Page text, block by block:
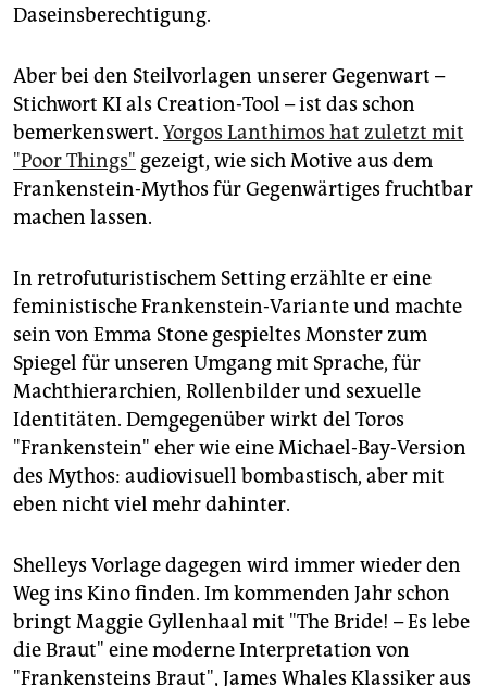
Daseinsberechtigung.
Aber bei den Steilvorlagen unserer Gegenwart –
Stichwort KI als Creation-Tool – ist das schon
bemerkenswert. Yorgos Lanthimos hat zuletzt mit
"Poor Things" gezeigt, wie sich Motive aus dem
Frankenstein-Mythos für Gegenwärtiges fruchtbar
machen lassen.
In retrofuturistischem Setting erzählte er eine
feministische Frankenstein-Variante und machte
sein von Emma Stone gespieltes Monster zum
Spiegel für unseren Umgang mit Sprache, für
Machthierarchien, Rollenbilder und sexuelle
Identitäten. Demgegenüber wirkt del Toros
"Frankenstein" eher wie eine Michael-Bay-Version
des Mythos: audiovisuell bombastisch, aber mit
eben nicht viel mehr dahinter.
Shelleys Vorlage dagegen wird immer wieder den
Weg ins Kino finden. Im kommenden Jahr schon
bringt Maggie Gyllenhaal mit "The Bride! – Es lebe
die Braut" eine moderne Interpretation von
"Frankensteins Braut", James Whales Klassiker aus